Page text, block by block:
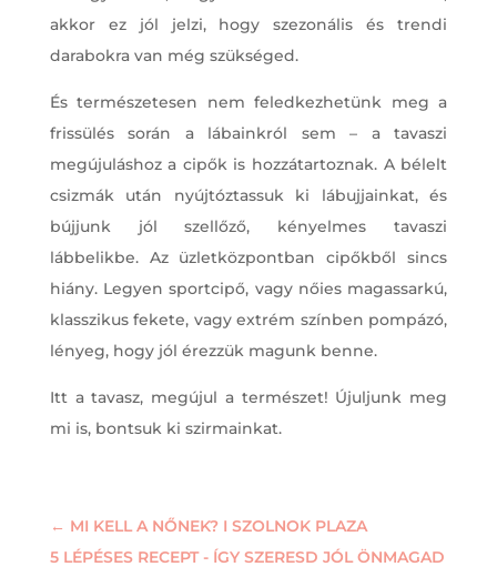
akkor ez jól jelzi, hogy szezonális és trendi
darabokra van még szükséged.
És természetesen nem feledkezhetünk meg a
frissülés során a lábainkról sem – a tavaszi
megújuláshoz a cipők is hozzátartoznak. A bélelt
csizmák után nyújtóztassuk ki lábujjainkat, és
bújjunk jól szellőző, kényelmes tavaszi
lábbelikbe. Az üzletközpontban cipőkből sincs
hiány. Legyen sportcipő, vagy nőies magassarkú,
klasszikus fekete, vagy extrém színben pompázó,
lényeg, hogy jól érezzük magunk benne.
Itt a tavasz, megújul a természet! Újuljunk meg
mi is, bontsuk ki szirmainkat.
← MI KELL A NŐNEK? I SZOLNOK PLAZA
5 LÉPÉSES RECEPT - ÍGY SZERESD JÓL ÖNMAGAD